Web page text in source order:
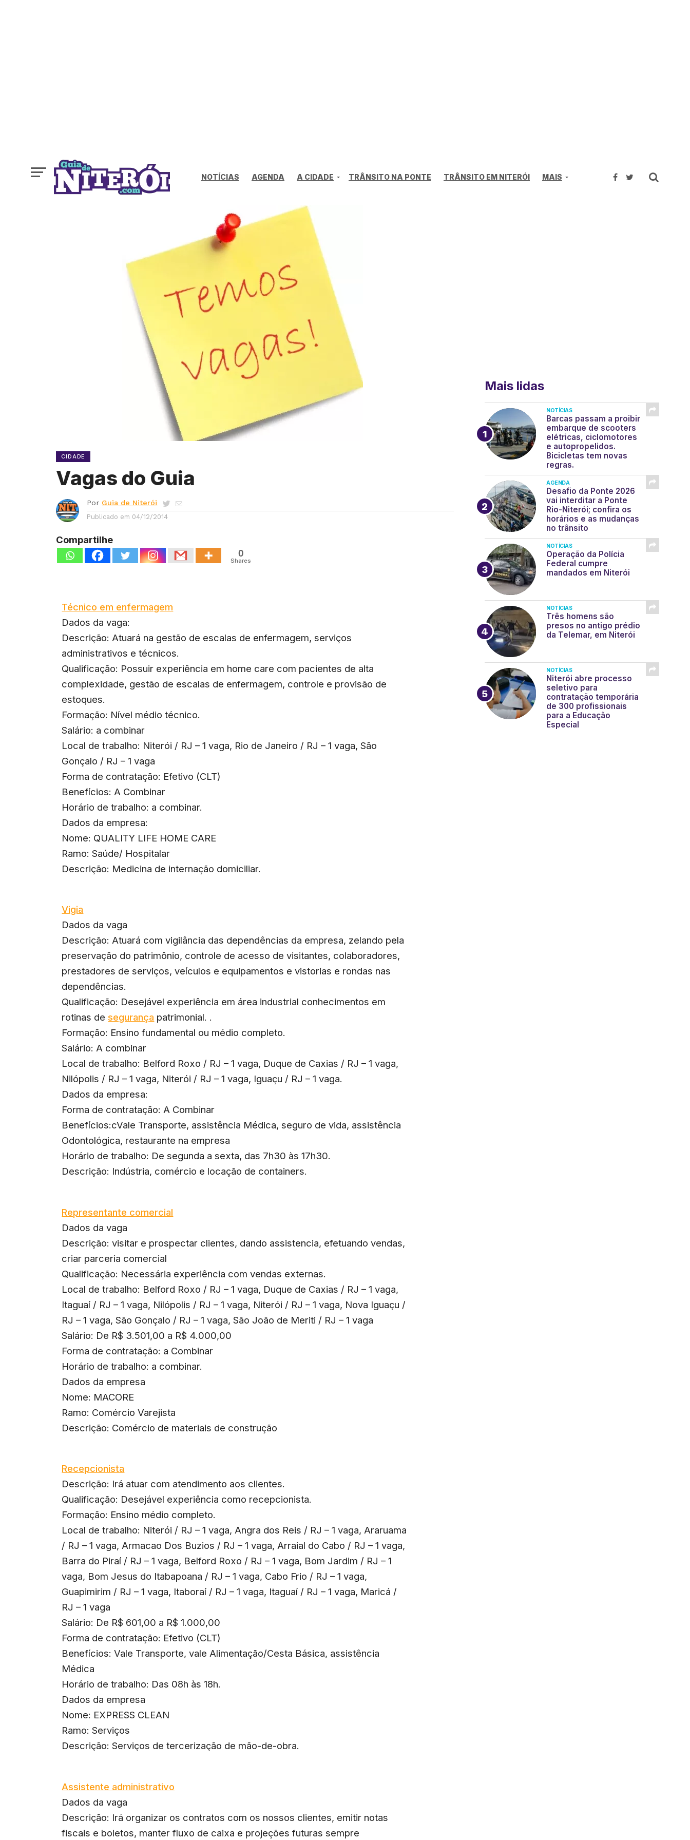
NOTÍCIAS AGENDA A CIDADE TRÂNSITO NA PONTE TRÂNSITO EM NITERÓI MAIS
CIDADE
Vagas do Guia
Por Guia de Niterói
Publicado em 04/12/2014
Compartilhe
0
Shares
Técnico em enfermagem
Dados da vaga:
Descrição: Atuará na gestão de escalas de enfermagem, serviços
administrativos e técnicos.
Qualificação: Possuir experiência em home care com pacientes de alta
complexidade, gestão de escalas de enfermagem, controle e provisão de
estoques.
Formação: Nível médio técnico.
Salário: a combinar
Local de trabalho: Niterói / RJ – 1 vaga, Rio de Janeiro / RJ – 1 vaga, São
Gonçalo / RJ – 1 vaga
Forma de contratação: Efetivo (CLT)
Benefícios: A Combinar
Horário de trabalho: a combinar.
Dados da empresa:
Nome: QUALITY LIFE HOME CARE
Ramo: Saúde/ Hospitalar
Descrição: Medicina de internação domiciliar.
Vigia
Dados da vaga
Descrição: Atuará com vigilância das dependências da empresa, zelando pela
preservação do patrimônio, controle de acesso de visitantes, colaboradores,
prestadores de serviços, veículos e equipamentos e vistorias e rondas nas
dependências.
Qualificação: Desejável experiência em área industrial conhecimentos em
rotinas desegurança patrimonial. .
Formação: Ensino fundamental ou médio completo.
Salário: A combinar
Local de trabalho: Belford Roxo / RJ – 1 vaga, Duque de Caxias / RJ – 1 vaga,
Nilópolis / RJ – 1 vaga, Niterói / RJ – 1 vaga, Iguaçu / RJ – 1 vaga.
Dados da empresa:
Forma de contratação: A Combinar
Benefícios:cVale Transporte, assistência Médica, seguro de vida, assistência
Odontológica, restaurante na empresa
Horário de trabalho: De segunda a sexta, das 7h30 às 17h30.
Descrição: Indústria, comércio e locação de containers.
Representante comercial
Dados da vaga
Descrição: visitar e prospectar clientes, dando assistencia, efetuando vendas,
criar parceria comercial
Qualificação: Necessária experiência com vendas externas.
Local de trabalho: Belford Roxo / RJ – 1 vaga, Duque de Caxias / RJ – 1 vaga,
Itaguaí / RJ – 1 vaga, Nilópolis / RJ – 1 vaga, Niterói / RJ – 1 vaga, Nova Iguaçu /
RJ – 1 vaga, São Gonçalo / RJ – 1 vaga, São João de Meriti / RJ – 1 vaga
Salário: De R$ 3.501,00 a R$ 4.000,00
Forma de contratação: a Combinar
Horário de trabalho: a combinar.
Dados da empresa
Nome: MACORE
Ramo: Comércio Varejista
Descrição: Comércio de materiais de construção
Recepcionista
Descrição: Irá atuar com atendimento aos clientes.
Qualificação: Desejável experiência como recepcionista.
Formação: Ensino médio completo.
Local de trabalho: Niterói / RJ – 1 vaga, Angra dos Reis / RJ – 1 vaga, Araruama
/ RJ – 1 vaga, Armacao Dos Buzios / RJ – 1 vaga, Arraial do Cabo / RJ – 1 vaga,
Barra do Piraí / RJ – 1 vaga, Belford Roxo / RJ – 1 vaga, Bom Jardim / RJ – 1
vaga, Bom Jesus do Itabapoana / RJ – 1 vaga, Cabo Frio / RJ – 1 vaga,
Guapimirim / RJ – 1 vaga, Itaboraí / RJ – 1 vaga, Itaguaí / RJ – 1 vaga, Maricá /
RJ – 1 vaga
Salário: De R$ 601,00 a R$ 1.000,00
Forma de contratação: Efetivo (CLT)
Benefícios: Vale Transporte, vale Alimentação/Cesta Básica, assistência
Médica
Horário de trabalho: Das 08h às 18h.
Dados da empresa
Nome: EXPRESS CLEAN
Ramo: Serviços
Descrição: Serviços de tercerização de mão-de-obra.
Assistente administrativo
Dados da vaga
Descrição: Irá organizar os contratos com os nossos clientes, emitir notas
fiscais e boletos, manter fluxo de caixa e projeções futuras sempre
Mais lidas
NOTÍCIAS
Barcas passam a proibir
embarque de scooters
elétricas, ciclomotores
e autopropelidos.
Bicicletas tem novas
regras.
AGENDA
Desafio da Ponte 2026
vai interditar a Ponte
Rio-Niterói; confira os
horários e as mudanças
no trânsito
NOTÍCIAS
Operação da Polícia
Federal cumpre
mandados em Niterói
NOTÍCIAS
Três homens são
presos no antigo prédio
da Telemar, em Niterói
NOTÍCIAS
Niterói abre processo
seletivo para
contratação temporária
de 300 profissionais
para a Educação
Especial